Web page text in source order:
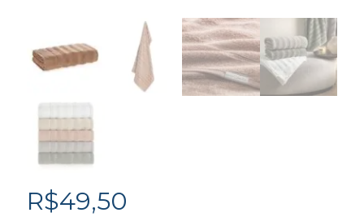
R$49,50